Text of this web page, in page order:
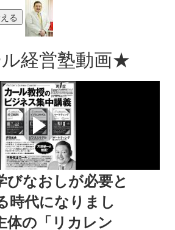
る
経営塾動画★
野敦士カールで
す！
な知識を学んでいきましょう♪
びなおしが必要と
時代になりまし
体の「リカレン